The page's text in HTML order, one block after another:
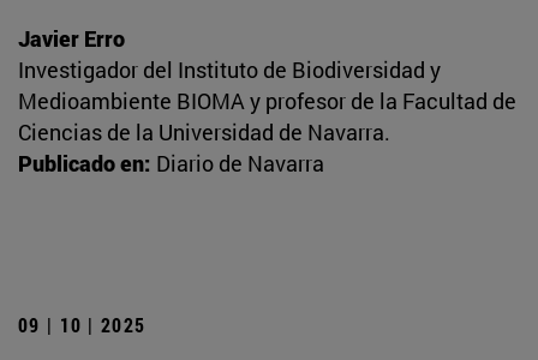
Javier Erro
Investigador del Instituto de Biodiversidad y
Medioambiente BIOMA y profesor de la Facultad de
Ciencias de la Universidad de Navarra.
Publicado en: Diario de Navarra
09 | 10 | 2025